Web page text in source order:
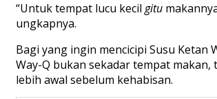
“Untuk tempat lucu kecilgitu
ungkapnya.
Bagi yang ingin mencicipi Susu Ketan
Way-Q bukan sekadar tempat
lebih awal sebelum kehabisan.